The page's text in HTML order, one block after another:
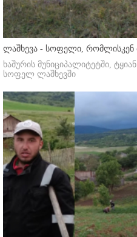
ლაშხევა - სოფელი, რომლისკენ
ხაშურის მუნიციპალიტეტში,
სოფელ ლაშხევში